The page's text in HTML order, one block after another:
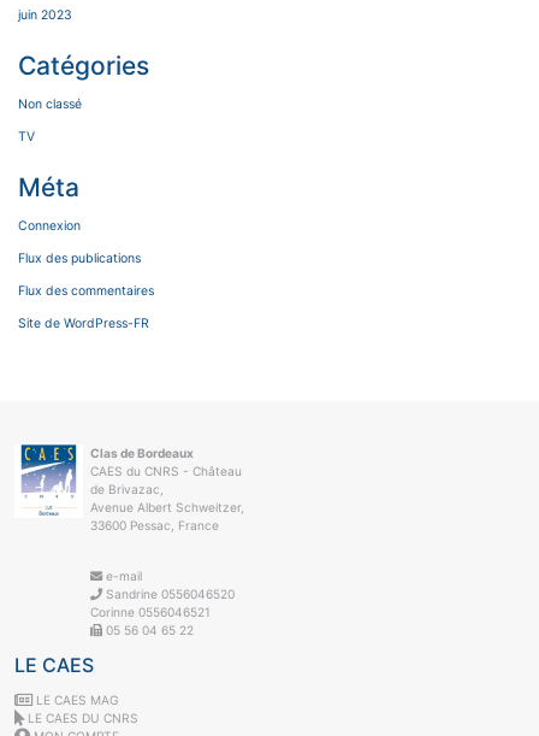
juin 2023
Catégories
Non classé
TV
Méta
Connexion
Flux des publications
Flux des commentaires
Site de WordPress-FR
Clas de Bordeaux
CAES du CNRS - Château
de Brivazac,
Avenue Albert Schweitzer,
33600 Pessac, France
e-mail
Sandrine 0556046520
Corinne 0556046521
05 56 04 65 22
LE CAES
LE CAES MAG
LE CAES DU CNRS